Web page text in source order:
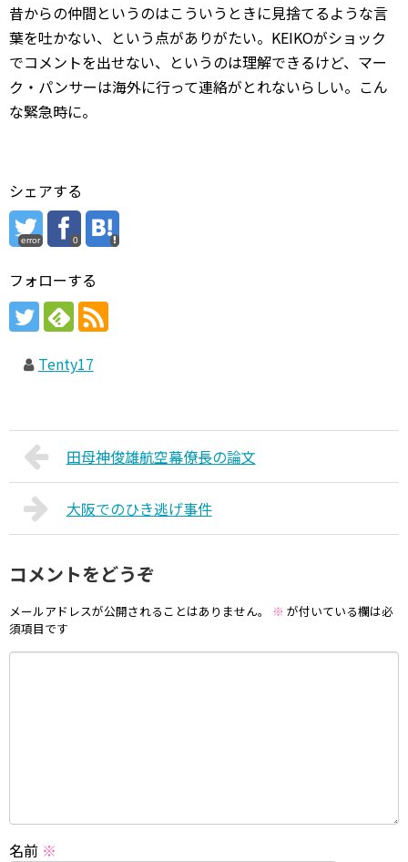
昔からの仲間というのはこういうときに見捨てるような言
葉を吐かない、という点がありがたい。KEIKOがショック
でコメントを出せない、というのは理解できるけど、マー
ク・パンサーは海外に行って連絡がとれないらしい。こん
な緊急時に。
シェアする
error 0
フォローする
Tenty17
田母神俊雄航空幕僚長の論文
大阪でのひき逃げ事件
コメントをどうぞ
メールアドレスが公開されることはありません。 ※ が付いている欄は必
須項目です
名前 ※